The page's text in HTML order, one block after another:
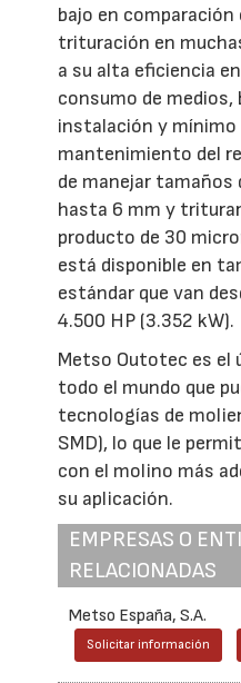
bajo en
trituración en
a su alta eficiencia
consumo de medios,
instalación y
mantenimiento del
de manejar tamaños
hasta 6 mm y
producto de 30
está disponible en
estándar que van
4.500 HP (3.352 kW).
Metso Outotec es el
todo el mundo que
tecnologías de
SMD), lo que le
con el molino más
su aplicación.
EMPRESAS O
RELACIONADAS
Metso España, S.A.
Solicitar información